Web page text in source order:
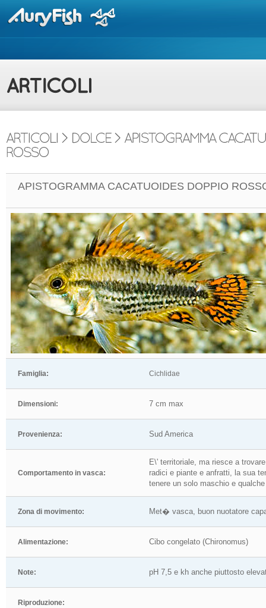
APISTOGRAMMA CACATUOIDES DOPPIO
Famiglia: Cichlidae
Dimensioni: 7 cm max
Provenienza: Sud America
Comportamento in vasca:
E\' territoriale, ma riesce a
radici e piante e anfratti, la sua
tenere un solo maschio e
Zona di movimento: Met� vasca, buon nuotatore
Alimentazione: Cibo congelato (Chironomus)
Note: pH 7,5 e kh anche piuttosto
Riproduzione: